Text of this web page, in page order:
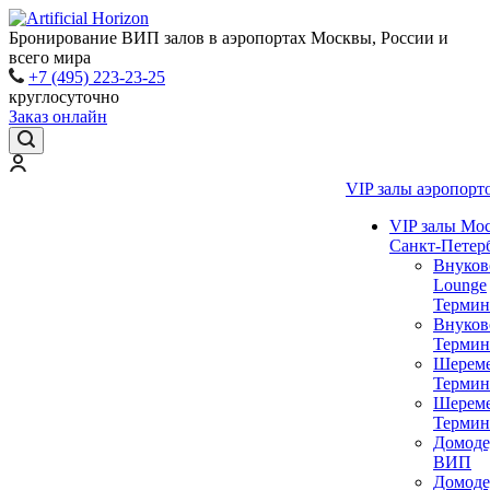
Бронирование ВИП залов в аэропортах Москвы, России и
всего мира
+7 (495) 223-23-25
круглосуточно
Заказ онлайн
VIP залы
VIP залы
Санкт-
Lounge
ВИП